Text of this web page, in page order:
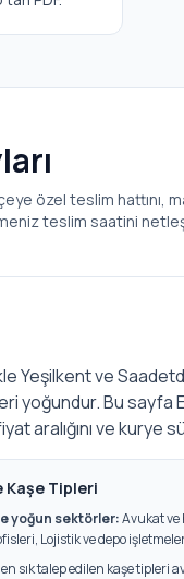
özel teslim hattını,
teslim saatini
Yeşilkent ve
yoğundur. Bu sayfa
aralığını ve kurye
Kaşe Tipleri
yoğun sektörler:Avukat
Lojistik ve depo
sık talep edilen kaşe tipleri